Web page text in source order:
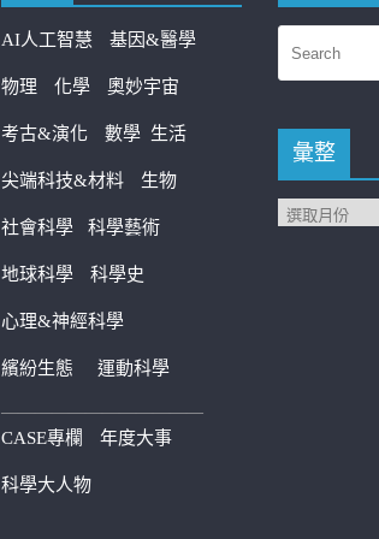
AI人工智慧 基因&醫學
物理 化學 奧妙宇宙
考古&演化 數學 生活
尖端科技&材料 生物
社會科學 科學藝術
地球科學 科學史
心理&神經科學
繽紛生態 運動科學
————————————
CASE專欄 年度大事
科學大人物
彙整